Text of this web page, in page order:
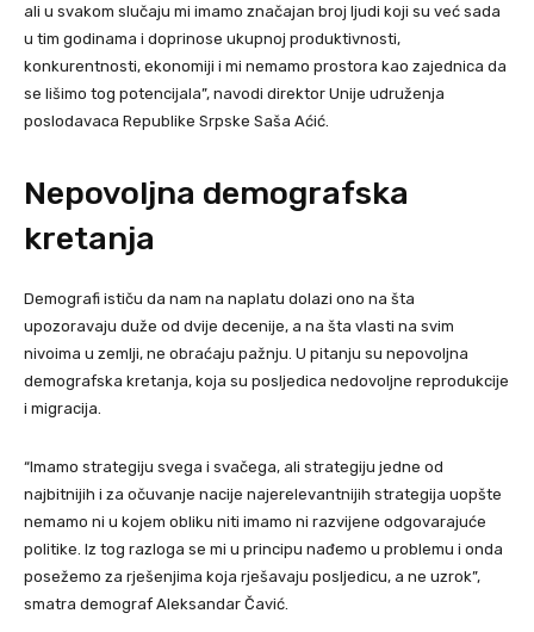
ali u svakom slučaju mi imamo značajan broj ljudi koji su već sada
u tim godinama i doprinose ukupnoj produktivnosti,
konkurentnosti, ekonomiji i mi nemamo prostora kao zajednica da
se lišimo tog potencijala”, navodi direktor Unije udruženja
poslodavaca Republike Srpske Saša Aćić.
Nepovoljna demografska
kretanja
Demografi ističu da nam na naplatu dolazi ono na šta
upozoravaju duže od dvije decenije, a na šta vlasti na svim
nivoima u zemlji, ne obraćaju pažnju. U pitanju su nepovoljna
demografska kretanja, koja su posljedica nedovoljne reprodukcije
i migracija.
“Imamo strategiju svega i svačega, ali strategiju jedne od
najbitnijih i za očuvanje nacije najerelevantnijih strategija uopšte
nemamo ni u kojem obliku niti imamo ni razvijene odgovarajuće
politike. Iz tog razloga se mi u principu nađemo u problemu i onda
posežemo za rješenjima koja rješavaju posljedicu, a ne uzrok”,
smatra demograf Aleksandar Čavić.